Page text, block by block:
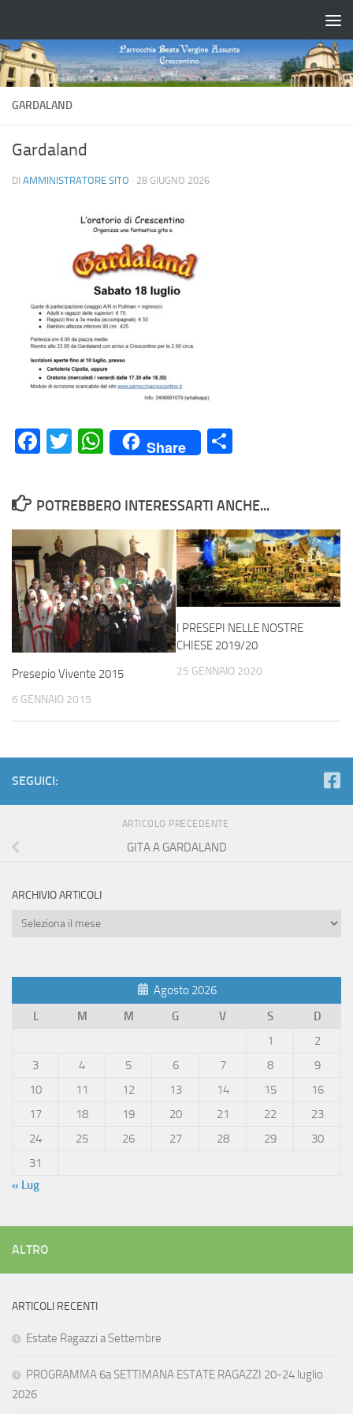
GARDALAND
Gardaland
DI AMMINISTRATORE SITO · 28 GIUGNO 2026
Facebook
Twitter
WhatsApp
Share
POTREBBERO INTERESSARTI ANCHE...
Presepio Vivente 2015
6 GENNAIO 2015
I PRESEPI NELLE NOSTRE
CHIESE 2019/20
25 GENNAIO 2020
SEGUICI:
ARTICOLO PRECEDENTE
GITA A GARDALAND
ARCHIVIO ARTICOLI
Archivio
Agosto 2026
L
M M G V S
D
1
2
3
4 5 6 7 8
9
10
11 12 13 14 15
16
17
18 19 20 21 22
23
24
25 26 27 28 29
30
31
« Lug
ALTRO
ARTICOLI RECENTI
Estate Ragazzi a Settembre
PROGRAMMA 6a SETTIMANA ESTATE RAGAZZI 20-24 luglio
2026